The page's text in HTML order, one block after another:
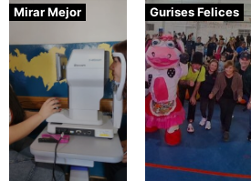
Mirar Mejor Gurises Felices